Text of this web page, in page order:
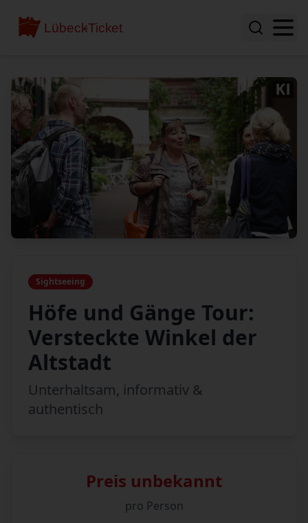
Sightseeing
Höfe und Gänge Tour:
Versteckte Winkel der
Altstadt
Unterhaltsam, informativ &
authentisch
Preis unbekannt
pro Person